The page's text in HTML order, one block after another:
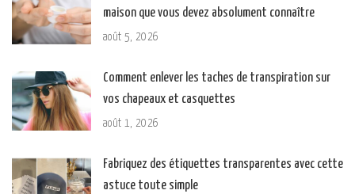
maison que vous devez absolument connaître
août 5, 2026
Comment enlever les taches de transpiration sur
vos chapeaux et casquettes
août 1, 2026
Fabriquez des étiquettes transparentes avec cette
astuce toute simple